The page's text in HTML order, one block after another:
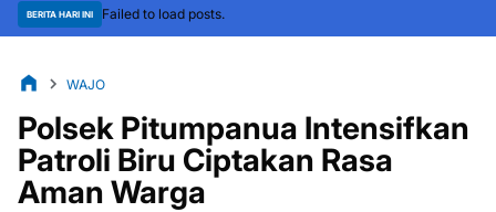
BERITA HARI INI Failed to load posts.
WAJO
Polsek Pitumpanua Intensifkan
Patroli Biru Ciptakan Rasa
Aman Warga